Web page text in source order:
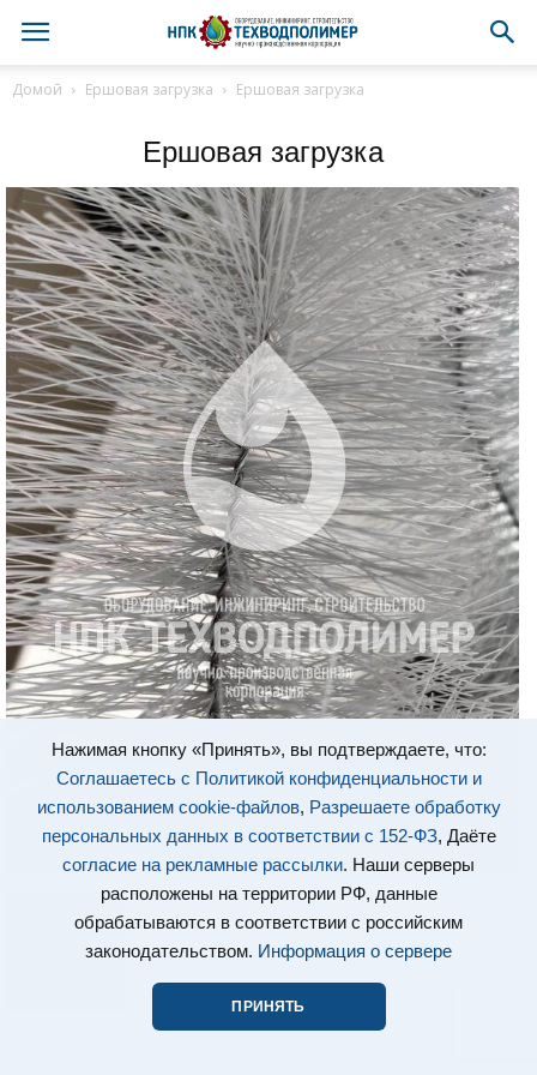
Нажимая кнопку «Принять», вы подтверждаете, что:
Соглашаетесь с Политикой конфиденциальности и
использованием cookie-файлов, Разрешаете обработку
персональных данных в соответствии с 152-ФЗ, Даёте
согласие на рекламные рассылки. Наши серверы
расположены на территории РФ, данные
обрабатываются в соответствии с российским
законодательством. Информация о сервере
ПРИНЯТЬ
Домой Ершовая загрузка Ершовая загрузка
Ершовая загрузка